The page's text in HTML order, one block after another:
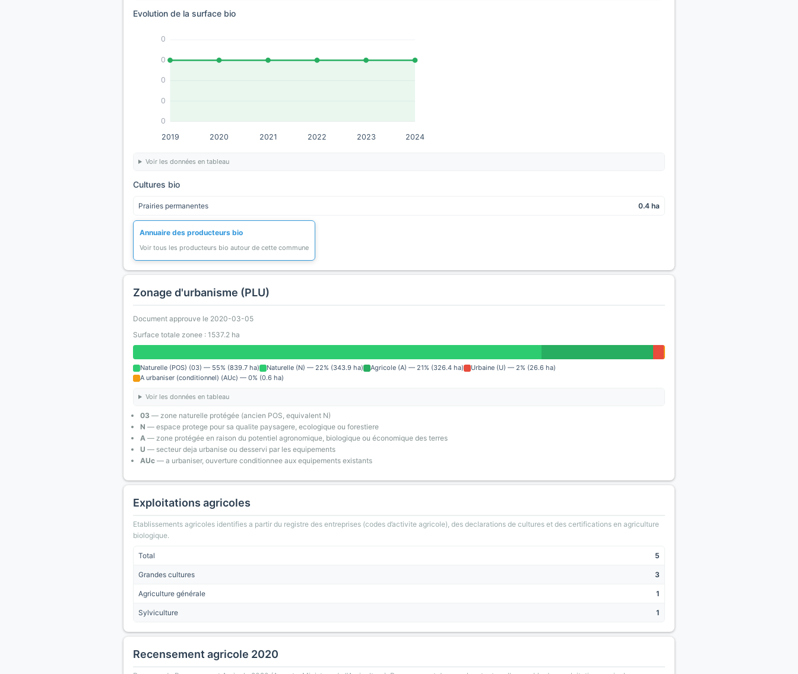
Evolution de la surface bio
0
0
0
0
0
2019 2020 2021 2022 2023 2024
Voir les données en tableau
Cultures bio
Prairies permanentes 0.4 ha
Annuaire des producteurs bio
Voir tous les producteurs bio autour de cette commune
Zonage d'urbanisme (PLU)
Document approuve le 2020-03-05
Surface totale zonee : 1537.2 ha
Naturelle (POS) (03) — 55% (839.7 ha) Naturelle (N) — 22% (343.9 ha) Agricole (A) — 21% (326.4 ha)
Urbaine (U) — 2% (26.6 ha)
A urbaniser (conditionnel) (AUc) — 0% (0.6 ha)
Voir les données en tableau
03 — zone naturelle protégée (ancien POS, equivalent N)
N — espace protege pour sa qualite paysagere, ecologique ou forestiere
A — zone protégée en raison du potentiel agronomique, biologique ou économique des terres
U — secteur deja urbanise ou desservi par les equipements
AUc — a urbaniser, ouverture conditionnee aux equipements existants
Exploitations agricoles
Etablissements agricoles identifies a partir du registre des entreprises (codes d’activite agricole), des declarations de cultures et des certifications en agriculture
biologique.
Total 5
Grandes cultures 3
Agriculture générale 1
Sylviculture 1
Recensement agricole 2020